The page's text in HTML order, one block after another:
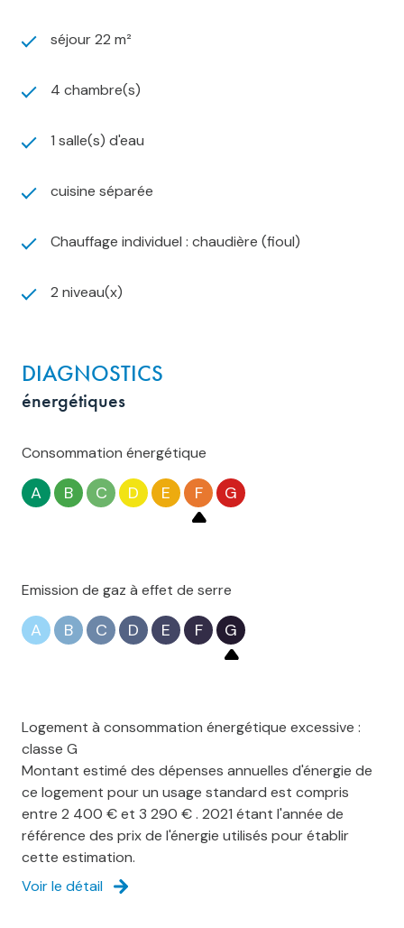
séjour 22 m²
4 chambre(s)
1 salle(s) d'eau
cuisine séparée
Chauffage individuel : chaudière (fioul)
2 niveau(x)
DIAGNOSTICS
énergétiques
Consommation énergétique
A B C D E F G
Emission de gaz à effet de serre
A B C D E F G
Logement à consommation énergétique excessive :
classe G
Montant estimé des dépenses annuelles d'énergie de
ce logement pour un usage standard est compris
entre 2 400 € et 3 290 € . 2021 étant l'année de
référence des prix de l'énergie utilisés pour établir
cette estimation.
Voir le détail